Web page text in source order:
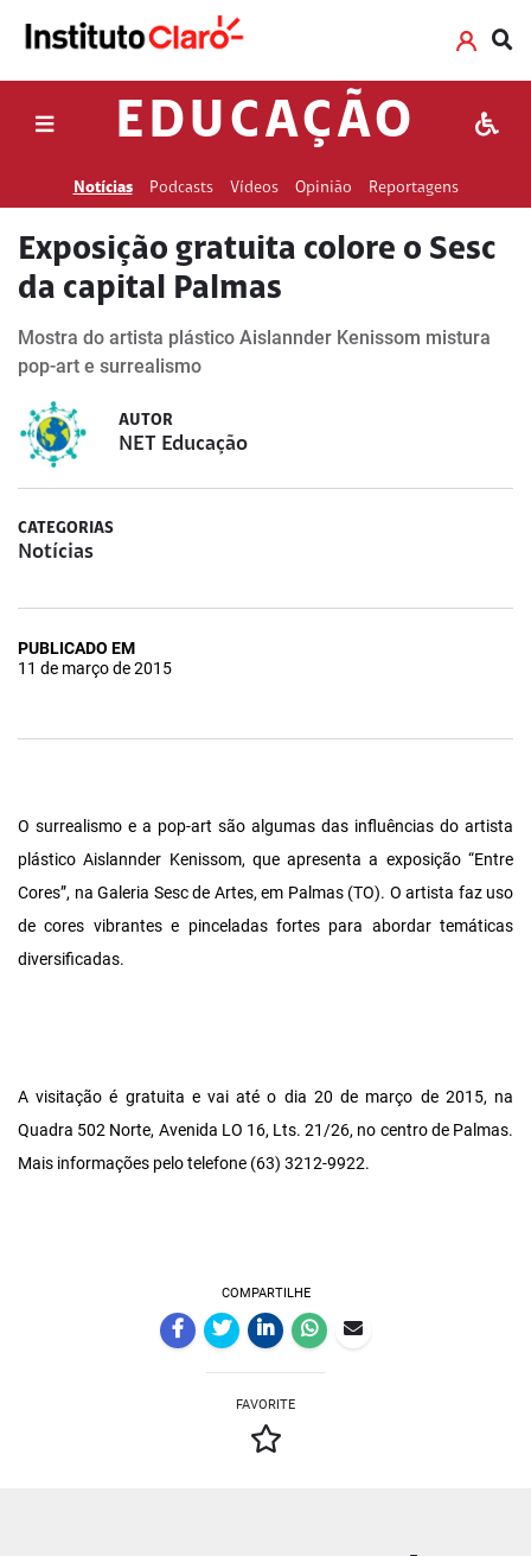
EDUCAÇÃO
Notícias Podcasts Vídeos Opinião Reportagens
Exposição gratuita colore o Sesc
da capital Palmas
Mostra do artista plástico Aislannder Kenissom mistura
pop-art e surrealismo
AUTOR
NET Educação
CATEGORIAS
Notícias
PUBLICADO EM
11 de março de 2015
O surrealismo e a pop-art são algumas das influências do artista
plástico Aislannder Kenissom, que apresenta a exposição “Entre
Cores”, na Galeria Sesc de Artes, em Palmas (TO). O artista faz uso
de cores vibrantes e pinceladas fortes para abordar temáticas
diversificadas.
A visitação é gratuita e vai até o dia 20 de março de 2015, na
Quadra 502 Norte, Avenida LO 16, Lts. 21/26, no centro de Palmas.
Mais informações pelo telefone (63) 3212-9922.
COMPARTILHE
FAVORITE